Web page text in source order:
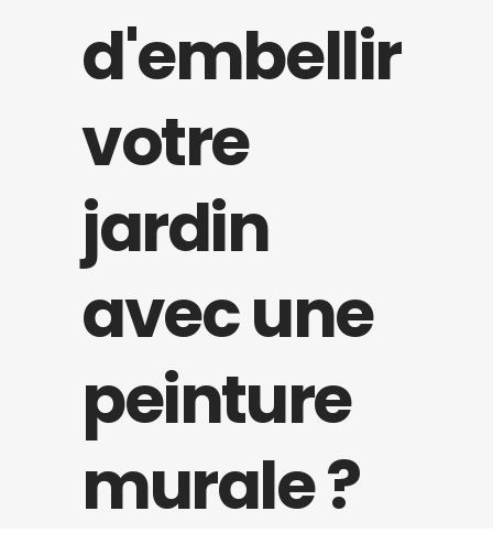
d'embellir
votre
jardin
avec une
peinture
murale ?